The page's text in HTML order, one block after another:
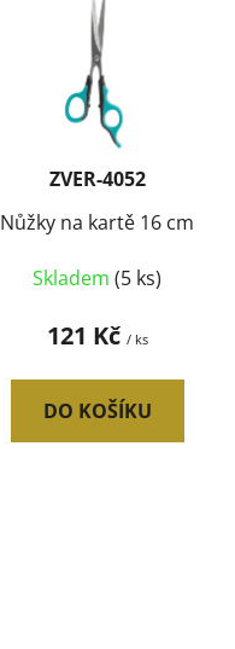
ZVER-4052
Nůžky na kartě 16 cm
Skladem (5 ks)
121 Kč / ks
DO KOŠÍKU